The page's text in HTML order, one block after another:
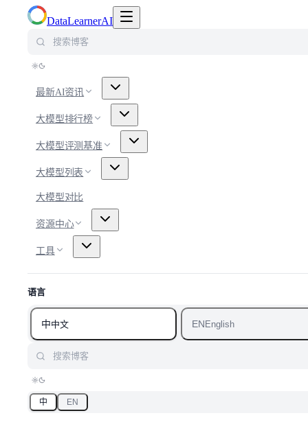
DataLearnerAI
最新AI资讯
大模型排行榜
大模型评测基准
大模型列表
大模型对比
资源中心
工具
语言
中中文 ENEnglish
中 EN